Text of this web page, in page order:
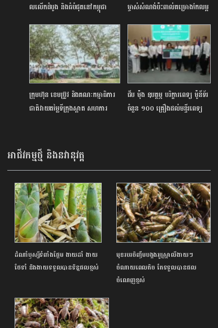
លលើកដំបូង និងធំបំផុតនៅកម្ពុជា
ម្ចាស់សំណង់ប៉ះពាល់គម្រោងកែលម្អ
ក្រុមហ៊ុន ខេមប្រ៊ូវ និងគណៈកម្មាធិការ
ជាតិវាយតម្លៃទីក្រុងស្អាត សហការ
នៅខេត្តព្រះសីហនុ
ជីប ម៉ុង ឧបត្ថម្ភ បរិក្ខារពេទ្យ ម៉ូនីទ័រ
ចំនួន ១០០ គ្រឿងដល់មន្ទីរពេទ្យ
អាជីវកម្មថ្មី និងនវានុវត្ត
ដំណាំឫស្សីទំពាំងផ្អែម ងាយដាំ ងាយ
ថែទាំ និងងាយទទួលបានទិន្នផលខ្ពស់
មុខរបរចិញ្ចឹមបង្កងអូស្ត្រាលីងាយៗ
ចំណាយពេលតិច តែទទួលបានផល
ចំណេញខ្ពស់